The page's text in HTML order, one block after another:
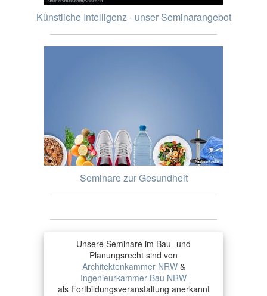
Künstliche Intelligenz - unser Seminarangebot
Seminare zur Gesundheit
Unsere Seminare im Bau- und
Planungsrecht sind von
Architektenkammer NRW&
Ingenieurkammer-Bau NRW
als Fortbildungsveranstaltung anerkannt